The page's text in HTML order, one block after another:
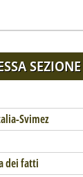
SEZIONE
Svimez
dei fatti